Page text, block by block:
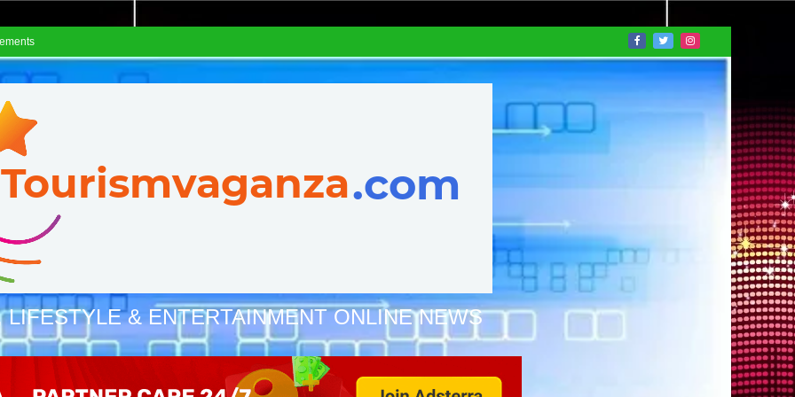
LIFESTYLE & ENTERTAINMENT ONLINE NEWS